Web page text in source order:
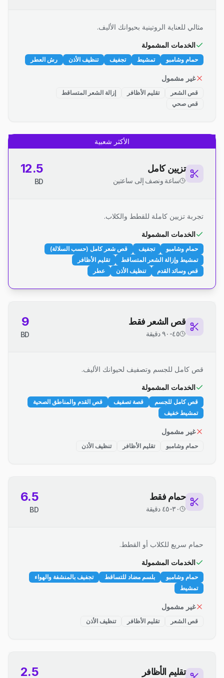
مثالي للعناية الروتينية بحيوانك الأليف.
الخدمات المشمولة
حمام وشامبو تمشيط تجفيف تنظيف الأذن رش العطر
غير مشمول
قص الشعر تقليم الأظافر
إزالة الشعر المتساقط
قص صحي
الأكثر شعبية
تزيين كامل
ساعة ونصف إلى ساعتين
12.5
BD
تجربة تزيين كاملة للقطط والكلاب.
الخدمات المشمولة
حمام وشامبو تجفيف
قص شعر كامل (حسب السلالة)
تمشيط وإزالة الشعر المتساقط
تقليم الأظافر
قص وسائد القدم
تنظيف الأذن عطر
قص الشعر فقط
٤٥-٩٠ دقيقة
9
BD
قص كامل للجسم وتصفيف لحيوانك الأليف.
الخدمات المشمولة
قص كامل للجسم قصة تصفيف
قص القدم والمناطق الصحية
تمشيط خفيف
غير مشمول
حمام وشامبو تقليم الأظافر تنظيف الأذن
حمام فقط
٣٠-٤٥ دقيقة
6.5
BD
حمام سريع للكلاب أو القطط.
الخدمات المشمولة
حمام وشامبو بلسم مضاد للتساقط
تجفيف بالمنشفة والهواء
تمشيط
غير مشمول
قص الشعر تقليم الأظافر تنظيف الأذن
تقليم الأظافر 2.5